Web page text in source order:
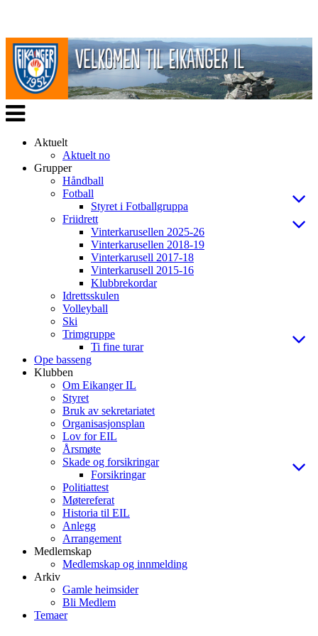
Veksle
navigasjon
Aktuelt
Aktuelt no
Grupper
Håndball
Fotball
Styret i Fotballgruppa
Friidrett
Vinterkarusellen 2025-26
Vinterkarusellen 2018-19
Vinterkarusell 2017-18
Vinterkarusell 2015-16
Klubbrekordar
Idrettsskulen
Volleyball
Ski
Trimgruppe
Ti fine turar
Ope basseng
Klubben
Om Eikanger IL
Styret
Bruk av sekretariatet
Organisasjonsplan
Lov for EIL
Årsmøte
Skade og forsikringar
Forsikringar
Politiattest
Møtereferat
Historia til EIL
Anlegg
Arrangement
Medlemskap
Medlemskap og innmelding
Arkiv
Gamle heimsider
Bli Medlem
Temaer